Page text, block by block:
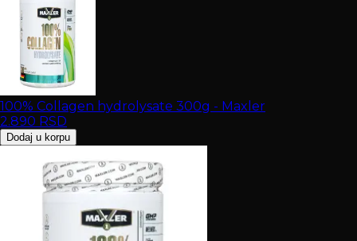
100% Collagen hydrolysate 300g - Maxler
2.890 RSD
Dodaj u korpu